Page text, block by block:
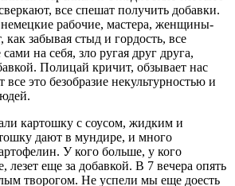
все спешат получить добавки.
немецкие рабочие, мастера, женщины-
забывая стыд и гордость, все
на себя, зло ругая друг друга,
Полицай кричит, обзывает нас
все это безобразие некультурностью и
картошку с соусом, жидким и
дают в мундире, и много
У кого больше, у кого
лезет еще за добавкой. В 7 вечера опять
творогом. Не успели мы еще доесть